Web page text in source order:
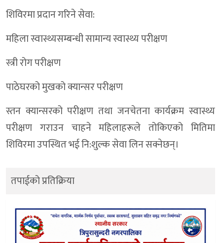
शिविरमा प्रदान गरिने सेवा:
महिला स्वास्थ्यसम्बन्धी सामान्य स्वास्थ्य परीक्षण
स्त्री रोग परीक्षण
पाठेघरको मुखको क्यान्सर परीक्षण
स्तन क्यान्सरको परीक्षण तथा जनचेतना कार्यक्रम स्वास्थ्य
परीक्षण गराउन चाहने महिलाहरूले तोकिएको मितिमा
शिविरमा उपस्थित भई नि:शुल्क सेवा लिन सक्नेछन्।
तपाईको प्रतिक्रिया